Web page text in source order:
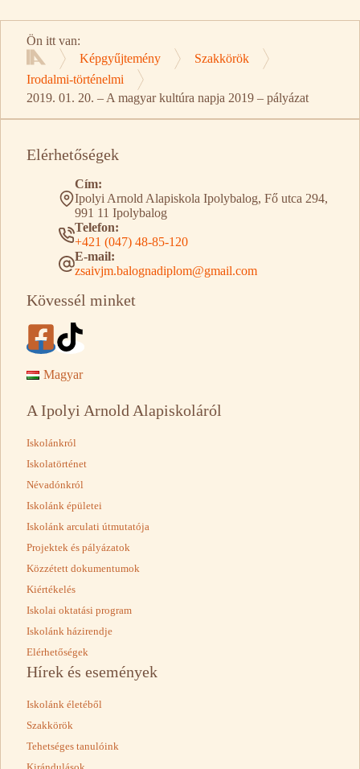
Ön itt van:
Kezdőlap
Képgyűjtemény
Szakkörök
Irodalmi-történelmi
2019. 01. 20. – A magyar kultúra napja 2019 – pályázat
Elérhetőségek
Cím:
Ipolyi Arnold Alapiskola Ipolybalog, Fő utca 294,
991 11 Ipolybalog
Telefon:
+421 (047) 48-85-120
E-mail:
zsaivjm.balognadiplom@gmail.com
Kövessél minket
Magyar
A Ipolyi Arnold Alapiskoláról
Iskolánkról
Iskolatörténet
Névadónkról
Iskolánk épületei
Iskolánk arculati útmutatója
Projektek és pályázatok
Közzétett dokumentumok
Kiértékelés
Iskolai oktatási program
Iskolánk házirendje
Elérhetőségek
Hírek és események
Iskolánk életéből
Szakkörök
Tehetséges tanulóink